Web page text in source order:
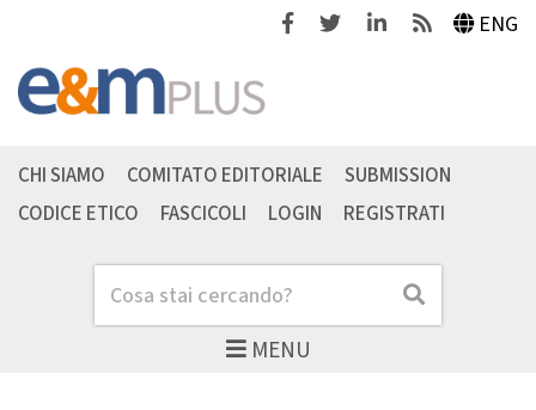
FacebookTwitterLinkedinFeeds ENG
MENU
Cerca Cerca
CHI SIAMO COMITATO EDITORIALE
SUBMISSION
CODICE ETICO
FASCICOLI LOGIN REGISTRATI